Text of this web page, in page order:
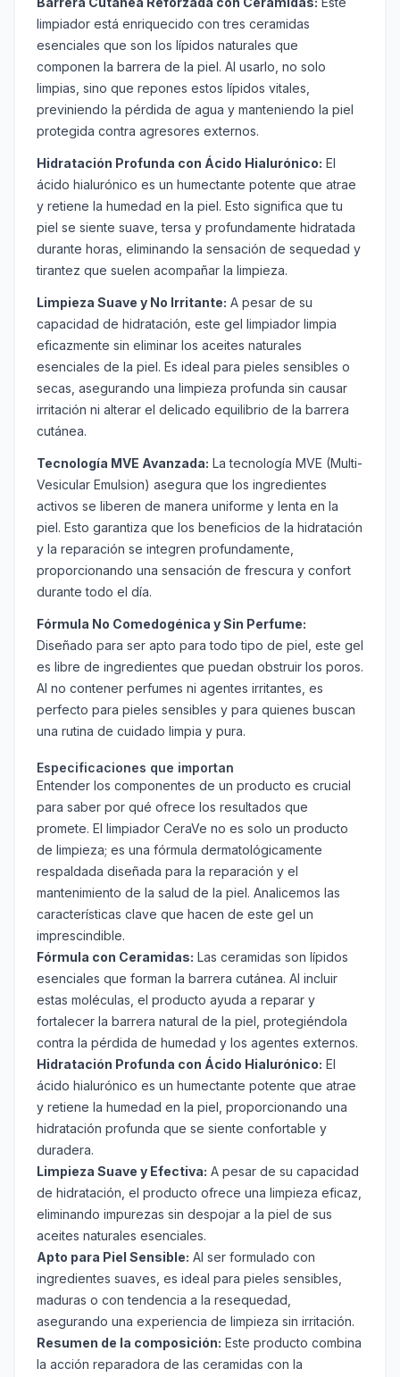
limpiador está enriquecido con tres ceramidas
esenciales que son los lípidos naturales que
componen la barrera de la piel. Al usarlo, no solo
limpias, sino que repones estos lípidos vitales,
previniendo la pérdida de agua y manteniendo la piel
protegida contra agresores externos.
Hidratación Profunda con Ácido Hialurónico: El
ácido hialurónico es un humectante potente que atrae
y retiene la humedad en la piel. Esto significa que tu
piel se siente suave, tersa y profundamente hidratada
durante horas, eliminando la sensación de sequedad y
tirantez que suelen acompañar la limpieza.
Limpieza Suave y No Irritante: A pesar de su
capacidad de hidratación, este gel limpiador limpia
eficazmente sin eliminar los aceites naturales
esenciales de la piel. Es ideal para pieles sensibles o
secas, asegurando una limpieza profunda sin causar
irritación ni alterar el delicado equilibrio de la barrera
cutánea.
Tecnología MVE Avanzada: La tecnología MVE (Multi-
Vesicular Emulsion) asegura que los ingredientes
activos se liberen de manera uniforme y lenta en la
piel. Esto garantiza que los beneficios de la hidratación
y la reparación se integren profundamente,
proporcionando una sensación de frescura y confort
durante todo el día.
Fórmula No Comedogénica y Sin Perfume:
Diseñado para ser apto para todo tipo de piel, este gel
es libre de ingredientes que puedan obstruir los poros.
Al no contener perfumes ni agentes irritantes, es
perfecto para pieles sensibles y para quienes buscan
una rutina de cuidado limpia y pura.
Especificaciones que importan
Entender los componentes de un producto es crucial
para saber por qué ofrece los resultados que
promete. El limpiador CeraVe no es solo un producto
de limpieza; es una fórmula dermatológicamente
respaldada diseñada para la reparación y el
mantenimiento de la salud de la piel. Analicemos las
características clave que hacen de este gel un
imprescindible.
Fórmula con Ceramidas: Las ceramidas son lípidos
esenciales que forman la barrera cutánea. Al incluir
estas moléculas, el producto ayuda a reparar y
fortalecer la barrera natural de la piel, protegiéndola
contra la pérdida de humedad y los agentes externos.
Hidratación Profunda con Ácido Hialurónico: El
ácido hialurónico es un humectante potente que atrae
y retiene la humedad en la piel, proporcionando una
hidratación profunda que se siente confortable y
duradera.
Limpieza Suave y Efectiva: A pesar de su capacidad
de hidratación, el producto ofrece una limpieza eficaz,
eliminando impurezas sin despojar a la piel de sus
aceites naturales esenciales.
Apto para Piel Sensible: Al ser formulado con
ingredientes suaves, es ideal para pieles sensibles,
maduras o con tendencia a la resequedad,
asegurando una experiencia de limpieza sin irritación.
Resumen de la composición: Este producto combina
la acción reparadora de las ceramidas con la